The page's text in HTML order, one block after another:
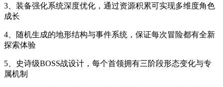
3、装备强化系统深度优化，通过资源积累可实现多维度角色
成长
4、随机生成的地形结构与事件系统，保证每次冒险都有全新
探索体验
5、史诗级BOSS战设计，每个首领拥有三阶段形态变化与专
属机制